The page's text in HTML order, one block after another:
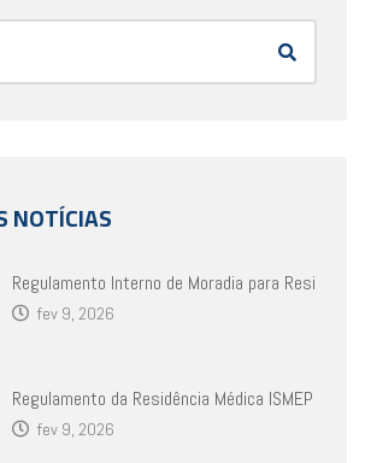
NOTÍCIAS
Regulamento Interno de Moradia para Resi
fev 9, 2026
Regulamento da Residência Médica ISMEP
fev 9, 2026